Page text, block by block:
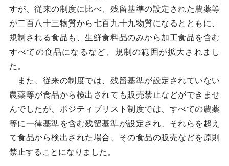
すが、従来の制度に比べ、残留基準の設定された農薬等
が二百八十三物質から七百九十九物質になるとともに、
規制される食品も、生鮮食料品のみから加工食品を含む
すべての食品になるなど、規制の範囲が拡大されまし
た。
また、従来の制度では、残留基準が設定されていない
農薬等が食品から検出されても販売禁止などができませ
んでしたが、ポジティブリスト制度では、すべての農薬
等に一律基準を含む残留基準が設定され、それらを超え
て食品から検出された場合、その食品の販売などを原則
禁止することになりました。